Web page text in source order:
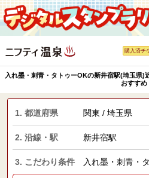
購入済チ
入れ墨・刺青・タトゥーOKの新井宿駅(埼玉県)
おすすめ
1. 都道府県 関東 / 埼玉県
2. 沿線・駅 新井宿駅
3. こだわり条件 入れ墨・刺青・